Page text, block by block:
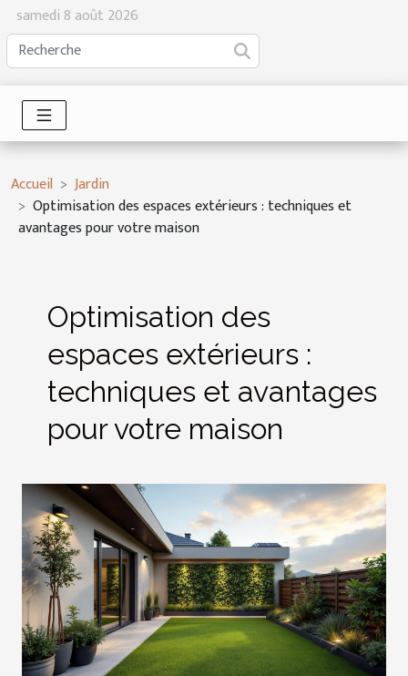
samedi 8 août 2026
Accueil
Jardin
Optimisation des espaces extérieurs : techniques et
avantages pour votre maison
Optimisation des
espaces extérieurs :
techniques et avantages
pour votre maison